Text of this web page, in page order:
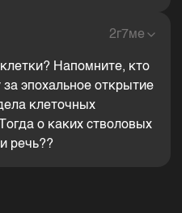
2г7ме
Напомните, кто
эпохальное открытие
клеточных
о каких стволовых
речь??